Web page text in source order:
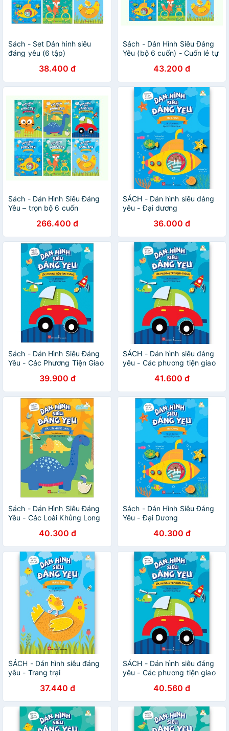
Sách - Set Dán hình siêu
đáng yêu (6 tập)
38.400 đ
Sách - Dán Hình Siêu Đáng
Yêu (bộ 6 cuốn) - Cuốn lẻ tự
43.200 đ
Sách - Dán Hình Siêu Đáng
Yêu – trọn bộ 6 cuốn
266.400 đ
SÁCH - Dán hình siêu đáng
yêu - Đại dương
36.000 đ
Sách - Dán Hình Siêu Đáng
Yêu - Các Phương Tiện Giao
39.900 đ
SÁCH - Dán hình siêu đáng
yêu - Các phương tiện giao
41.600 đ
Sách - Dán Hình Siêu Đáng
Yêu - Các Loài Khủng Long
40.300 đ
Sách - Dán Hình Siêu Đáng
Yêu - Đại Dương
40.300 đ
SÁCH - Dán hình siêu đáng
yêu - Trang trại
37.440 đ
SÁCH - Dán hình siêu đáng
yêu - Các phương tiện giao
40.560 đ